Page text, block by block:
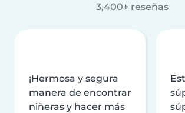
3,400+ reseñas
¡Hermosa y segura
manera de encontrar
niñeras y hacer más